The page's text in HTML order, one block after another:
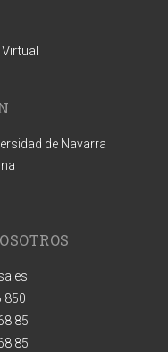
de Navarra
850
85
85